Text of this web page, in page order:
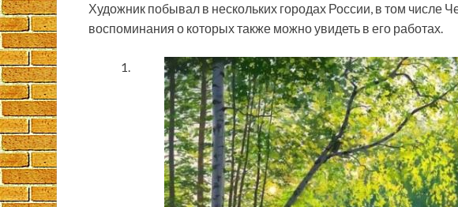
Художник побывал в нескольких городах России, в том числе
воспоминания о которых также можно увидеть в его работах.